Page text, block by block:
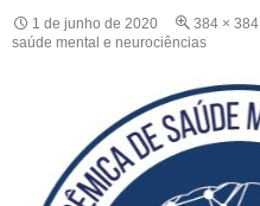
1 de junho de 2020 384 × 384
saúde mental e neurociências